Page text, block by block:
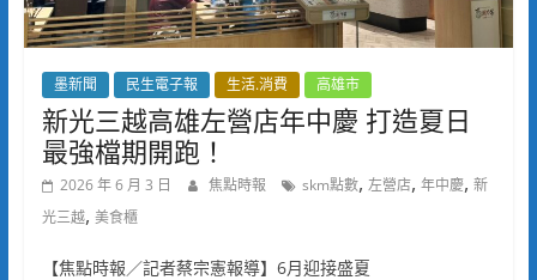
墨新聞 民生電子報 生活.消費 高雄市
新光三越高雄左營店年中慶 打造夏日
最強檔期開跑！
2026 年 6 月 3 日 焦點時報 skm點數, 左營店, 年中慶, 新
光三越, 美食櫃
【焦點時報／記者蔡宗憲報導】6月迎接盛夏